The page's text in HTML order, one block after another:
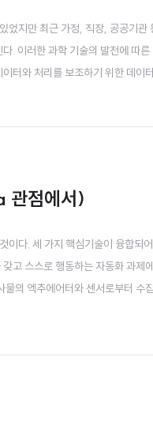
었지만 최근 가정, 직장, 공공기관
. 이러한 과학 기술의 발전에 따른
터와 처리를 보조하기 위한 데이터
관점에서)
다. 세 가지 핵심기술이 융합되어
고 스스로 행동하는 자동화 과제
의 엑추에어터와 센서로부터 수집